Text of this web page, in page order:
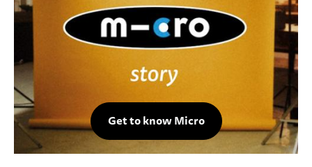
Get to know Micro